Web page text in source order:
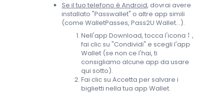
Se il tuo telefono è Android, dovrai avere
installato "Passwallet" o altre app simili
(come WalletPasses, Pass2U Wallet...).
Nell'app Download, tocca l'icona ⠇,
fai clic su "Condividi" e scegli l'app
Wallet (se non ce l'hai, ti
consigliamo alcune app da usare
qui sotto).
Fai clic su Accetta per salvare i
biglietti nella tua app Wallet.